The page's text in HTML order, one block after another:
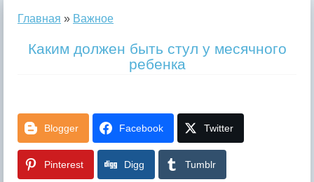
Главная » Важное
Каким должен быть стул у месячного
ребенка
Blogger Facebook Twitter
Pinterest Digg Tumblr